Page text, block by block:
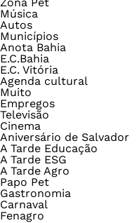
Música
Autos
Municípios
Anota Bahia
E.C.Bahia
E.C. Vitória
Agenda cultural
Muito
Empregos
Televisão
Cinema
Aniversário de Salvador
A Tarde Educação
A Tarde ESG
A Tarde Agro
Papo Pet
Gastronomia
Carnaval
Fenagro